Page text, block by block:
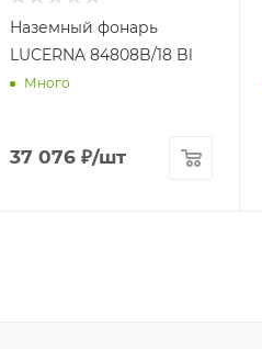
Наземный фонарь
LUCERNA 84808B/18 Bl
Много
37 076₽/шт